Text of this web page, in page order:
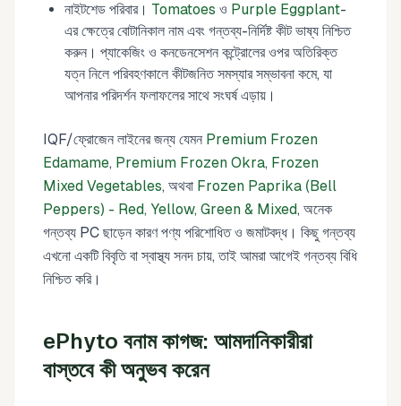
নাইটশেড পরিবার। Tomatoes ও Purple Eggplant-
এর ক্ষেত্রে বোটানিকাল নাম এবং গন্তব্য-নির্দিষ্ট কীট ভাষ্য নিশ্চিত
করুন। প্যাকেজিং ও কনডেনসেশন কন্ট্রোলের ওপর অতিরিক্ত
যত্ন নিলে পরিবহণকালে কীটজনিত সমস্যার সম্ভাবনা কমে, যা
আপনার পরিদর্শন ফলাফলের সাথে সংঘর্ষ এড়ায়।
IQF/ফ্রোজেন লাইনের জন্য যেমন Premium Frozen
Edamame, Premium Frozen Okra, Frozen
Mixed Vegetables, অথবা Frozen Paprika (Bell
Peppers) - Red, Yellow, Green & Mixed, অনেক
গন্তব্য PC ছাড়েন কারণ পণ্য পরিশোধিত ও জমাটবদ্ধ। কিছু গন্তব্য
এখনো একটি বিবৃতি বা স্বাস্থ্য সনদ চায়, তাই আমরা আগেই গন্তব্য বিধি
নিশ্চিত করি।
ePhyto বনাম কাগজ: আমদানিকারীরা
বাস্তবে কী অনুভব করেন